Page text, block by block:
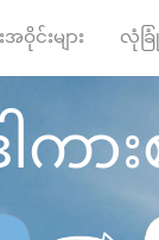
ဝိုင်းများ လုံခြုံ
ါက